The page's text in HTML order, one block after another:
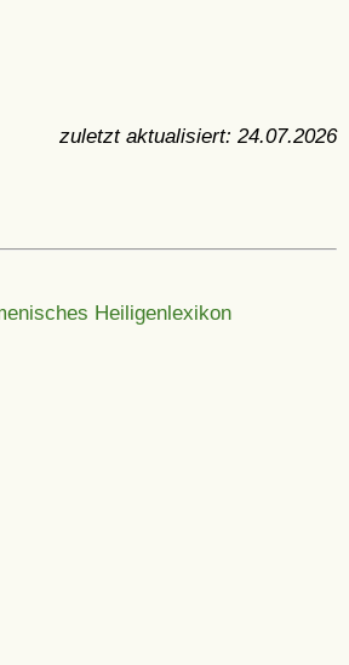
zuletzt aktualisiert: 24.07.2026
Heiligenlexikon